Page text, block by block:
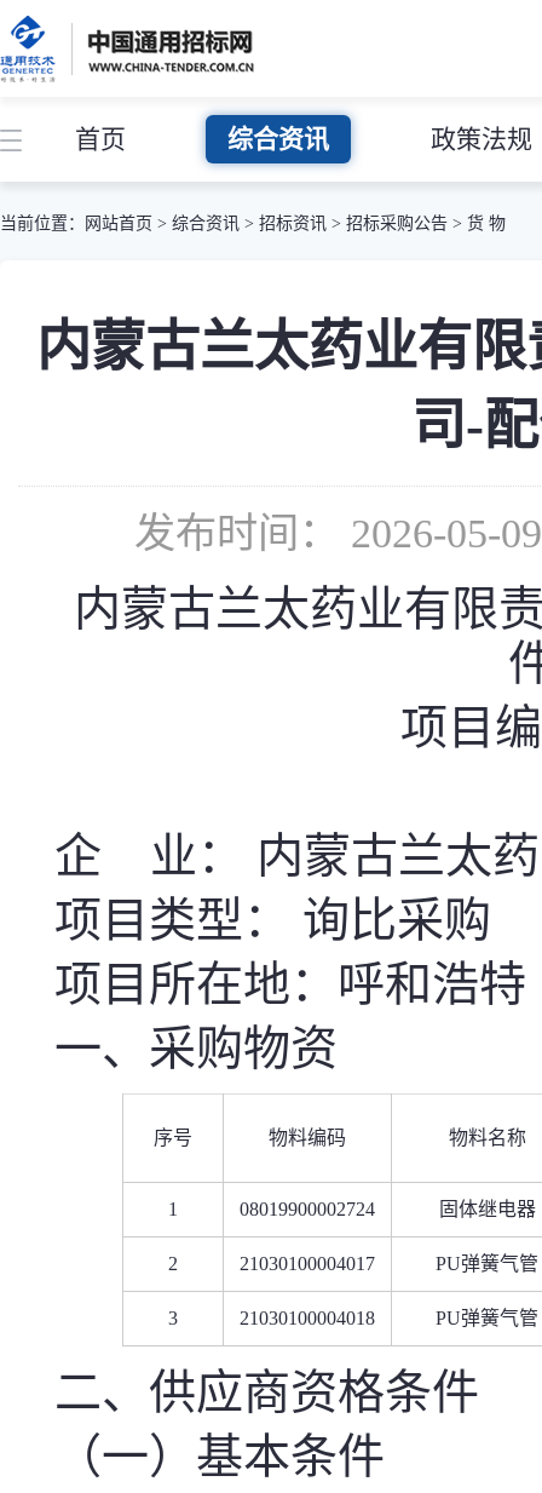
首页 综合资讯 政策法规
当前位置： 网站首页 > 综合资讯 > 招标资讯 > 招标采购公告 > 货 物
内蒙古兰太药业有
司-
发布时间： 2026-05-
内蒙古兰太药业有限
项目
企 业： 内蒙古兰太
项目类型： 询比采购
项目所在地：呼和浩特
一、采购物资
序号 物料编码 物料名称
1 08019900002724 固体继电器
2 21030100004017 PU弹簧气管
3 21030100004018 PU弹簧气管
二、供应商资格条件
（一）基本条件